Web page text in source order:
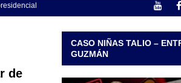
de
CASO NIÑAS TALIO –
GUZMÁN